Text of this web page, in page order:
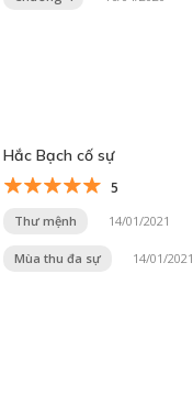
Hắc Bạch cố sự
5
Thư mệnh 14/01/2021
Mùa thu đa sự 14/01/2021